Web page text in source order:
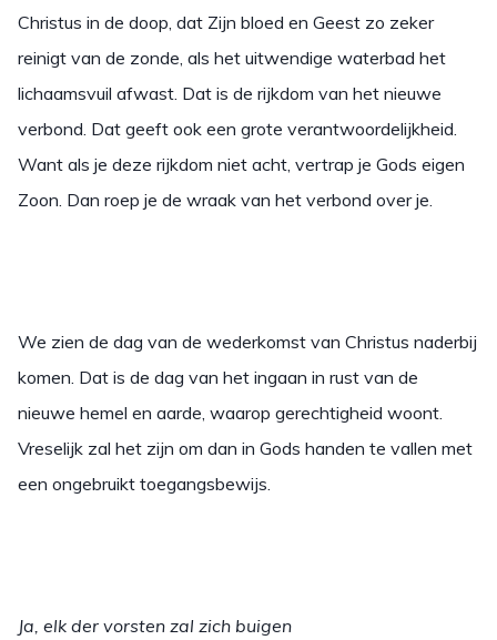
Christus in de doop, dat Zijn bloed en Geest zo zeker
reinigt van de zonde, als het uitwendige waterbad het
lichaamsvuil afwast. Dat is de rijkdom van het nieuwe
verbond. Dat geeft ook een grote verantwoordelijkheid.
Want als je deze rijkdom niet acht, vertrap je Gods eigen
Zoon. Dan roep je de wraak van het verbond over je.
We zien de dag van de wederkomst van Christus naderbij
komen. Dat is de dag van het ingaan in rust van de
nieuwe hemel en aarde, waarop gerechtigheid woont.
Vreselijk zal het zijn om dan in Gods handen te vallen met
een ongebruikt toegangsbewijs.
Ja, elk der vorsten zal zich buigen